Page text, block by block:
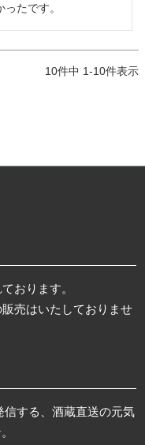
たです。
10件中 1-10件表示
おります。
売はいたしておりませ
信する、酒蔵直送の元気